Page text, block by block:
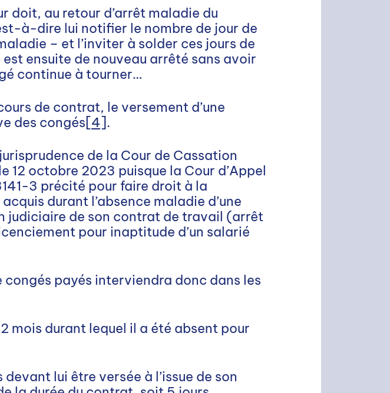
doit, au retour d’arrêt maladie du
à-dire lui notifier le nombre de jour de
– et l’inviter à solder ces jours de
ensuite de nouveau arrêté sans avoir
continue à tourner…
de contrat, le versement d’une
des congés[4].
de la Cour de Cassation
12 octobre 2023 puisque la Cour d’Appel
3 précité pour faire droit à la
durant l’absence maladie d’une
judiciaire de son contrat de travail (arrêt
pour inaptitude d’un salarié
payés interviendra donc dans les
mois durant lequel il a été absent pour
lui être versée à l’issue de son